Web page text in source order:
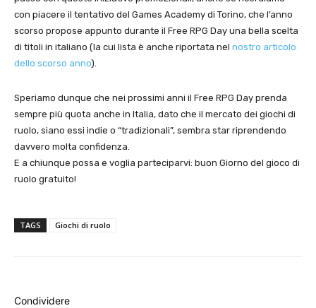
con piacere il tentativo del Games Academy di Torino, che l’anno
scorso propose appunto durante il Free RPG Day una bella scelta
di titoli in italiano (la cui lista è anche riportata nel nostro articolo
dello scorso anno).
Speriamo dunque che nei prossimi anni il Free RPG Day prenda
sempre più quota anche in Italia, dato che il mercato dei giochi di
ruolo, siano essi indie o “tradizionali”, sembra star riprendendo
davvero molta confidenza.
E a chiunque possa e voglia parteciparvi: buon Giorno del gioco di
ruolo gratuito!
TAGS Giochi di ruolo
Condividere